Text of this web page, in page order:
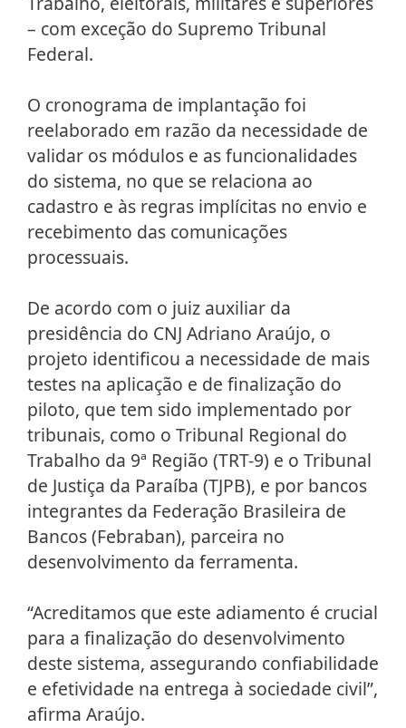
– com exceção do Supremo Tribunal
Federal.
O cronograma de implantação foi
reelaborado em razão da necessidade de
validar os módulos e as funcionalidades
do sistema, no que se relaciona ao
cadastro e às regras implícitas no envio e
recebimento das comunicações
processuais.
De acordo com o juiz auxiliar da
presidência do CNJ Adriano Araújo, o
projeto identificou a necessidade de mais
testes na aplicação e de finalização do
piloto, que tem sido implementado por
tribunais, como o Tribunal Regional do
Trabalho da 9ª Região (TRT-9) e o Tribunal
de Justiça da Paraíba (TJPB), e por bancos
integrantes da Federação Brasileira de
Bancos (Febraban), parceira no
desenvolvimento da ferramenta.
“Acreditamos que este adiamento é crucial
para a finalização do desenvolvimento
deste sistema, assegurando confiabilidade
e efetividade na entrega à sociedade civil”,
afirma Araújo.